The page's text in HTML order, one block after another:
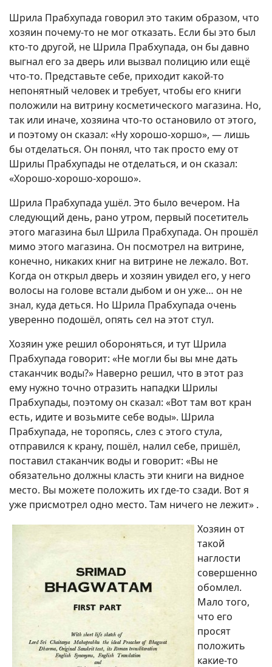
Шрила Прабхупада говорил это таким образом, что
хозяин почему-то не мог отказать. Если бы это был
кто-то другой, не Шрила Прабхупада, он бы давно
выгнал его за дверь или вызвал полицию или ещё
что-то. Представьте себе, приходит какой-то
непонятный человек и требует, чтобы его книги
положили на витрину косметического магазина. Но,
так или иначе, хозяина что-то остановило от этого,
и поэтому он сказал: «Ну хорошо-хоршо», — лишь
бы отделаться. Он понял, что так просто ему от
Шрилы Прабхупады не отделаться, и он сказал:
«Хорошо-хорошо-хорошо».
Шрила Прабхупада ушёл. Это было вечером. На
следующий день, рано утром, первый посетитель
этого магазина был Шрила Прабхупада. Он прошёл
мимо этого магазина. Он посмотрел на витрине,
конечно, никаких книг на витрине не лежало. Вот.
Когда он открыл дверь и хозяин увидел его, у него
волосы на голове встали дыбом и он уже… он не
знал, куда деться. Но Шрила Прабхупада очень
уверенно подошёл, опять сел на этот стул.
Хозяин уже решил обороняться, и тут Шрила
Прабхупада говорит: «Не могли бы вы мне дать
стаканчик воды?» Наверно решил, что в этот раз
ему нужно точно отразить нападки Шрилы
Прабхупады, поэтому он сказал: «Вот там вот кран
есть, идите и возьмите себе воды». Шрила
Прабхупада, не торопясь, слез с этого стула,
отправился к крану, пошёл, налил себе, пришёл,
поставил стаканчик воды и говорит: «Вы не
обязательно должны класть эти книги на видное
место. Вы можете положить их где-то сзади. Вот я
уже присмотрел одно место. Там ничего не лежит» .
Хозяин от
такой
наглости
совершенно
обомлел.
Мало того,
что его
просят
положить
какие-то